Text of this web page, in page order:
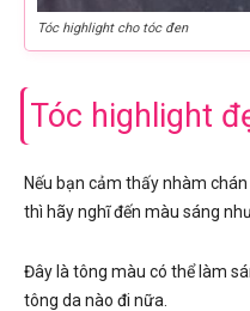
Tóc highlight cho tóc đen
Tóc highlight
Nếu bạn cảm thấy nhàm
thì hãy nghĩ đến màu sáng
Đây là tông màu có thể làm
tông da nào đi nữa.